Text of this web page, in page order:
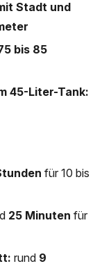
Stadt und
bis 85
45-Liter-Tank:
für 10 bis
25 Minuten für
rund 9